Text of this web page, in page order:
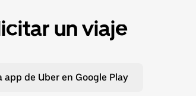
un viaje
app de Uber en Google Play